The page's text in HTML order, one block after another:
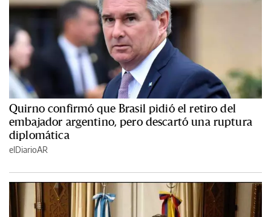
Quirno confirmó que Brasil pidió el retiro del
embajador argentino, pero descartó una ruptura
diplomática
elDiarioAR